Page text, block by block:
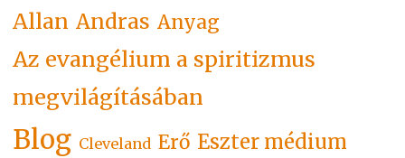
Allan Andras Anyag
Az evangélium a spiritizmus
megvilágításában
Blog Cleveland Erő Eszter médium